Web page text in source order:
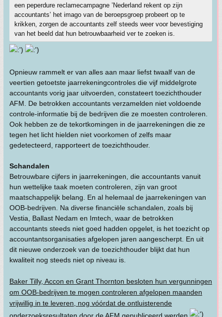
een peperdure reclamecampagne ’Nederland rekent op zijn
accountants’ het imago van de beroepsgroep probeert op te
krikken, zorgen de accountants zelf steeds weer voor bevestiging
van het beeld dat hun betrouwbaarheid ver te zoeken is.
Opnieuw rammelt er van alles aan maar liefst twaalf van de
veertien getoetste jaarrekeningcontroles die vijf middelgrote
accountants vorig jaar uitvoerden, constateert toezichthouder
AFM. De betrokken accountants verzamelden niet voldoende
controle-informatie bij de bedrijven die ze moesten controleren.
Ook hebben ze de tekortkomingen in de jaarrekeningen die ze
tegen het licht hielden niet voorkomen of zelfs maar
gedetecteerd, rapporteert de toezichthouder.
Schandalen
Betrouwbare cijfers in jaarrekeningen, die accountants vanuit
hun wettelijke taak moeten controleren, zijn van groot
maatschappelijk belang. En al helemaal de jaarrekeningen van
OOB-bedrijven. Na diverse financiële schandalen, zoals bij
Vestia, Ballast Nedam en Imtech, waar de betrokken
accountants steeds niet goed hadden opgelet, is het toezicht op
accountantsorganisaties afgelopen jaren aangescherpt. En uit
dit nieuwe onderzoek van de toezichthouder blijkt dat hun
kwaliteit nog steeds niet op niveau is.
Baker Tilly, Accon en Grant Thornton besloten hun vergunningen
om OOB-bedrijven te mogen controleren afgelopen maanden
vrijwillig in te leveren, nog vóórdat de ontluisterende